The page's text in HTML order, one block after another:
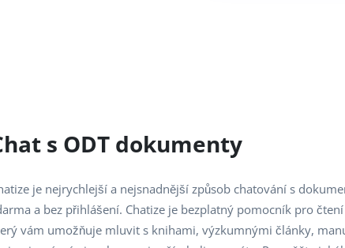
s ODT dokumenty
je nejrychlejší a nejsnadnější způsob chatování s
a bez přihlášení. Chatize je bezplatný pomocník pro čtení
vám umožňuje mluvit s knihami, výzkumnými články,